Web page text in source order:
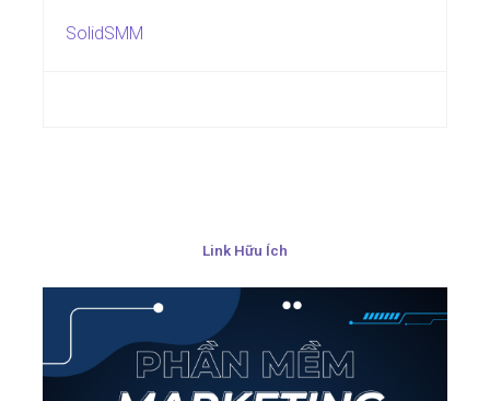
SolidSMM
Link Hữu Ích